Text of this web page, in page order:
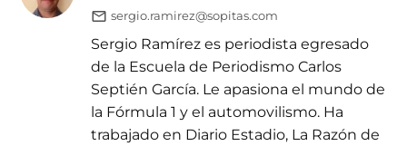
sergio.ramirez@sopitas.com
Sergio Ramírez es periodista egresado
de la Escuela de Periodismo Carlos
Septién García. Le apasiona el mundo de
la Fórmula 1 y el automovilismo. Ha
trabajado en Diario Estadio, La Razón de